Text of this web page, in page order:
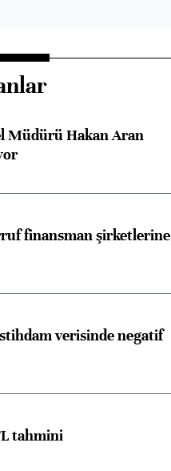
Müdürü Hakan Aran
finansman şirketlerine
verisinde negatif
tahmini